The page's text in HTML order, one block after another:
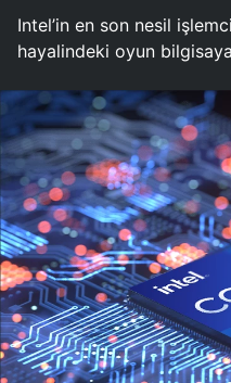
Intel’in en son nesil
hayalindeki oyun